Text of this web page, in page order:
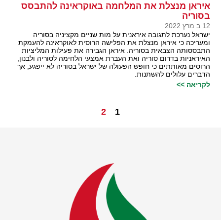
איראן מנצלת את המלחמה באוקראינה להתבסס
בסוריה
12 ב מרץ 2022
ישראל נערכת לתגובה איראנית על מות שניים מקציניה בסוריה
ומעריכה כי איראן מנצלת את הפלישה הרוסית לאוקראינה להעמקת
התבססותה הצבאית בסוריה. איראן הגבירה את פעילות המליציות
האיראניות בדרום סוריה ואת העברת אמצעי הלחימה לסוריה ולבנון,
הרוסים מאותתים כי חופש הפעולה של ישראל בסוריה לא ייפגע, אך
הדברים עלולים להשתנות.
לקריאה >>
1
2